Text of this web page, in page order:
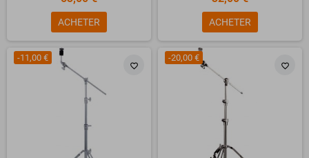
ACHETER ACHETER
favorite_border
-11,00 €
favorite_border
-20,00 €